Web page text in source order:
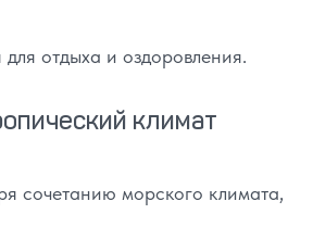
отдыха и оздоровления.
климат
сочетанию морского климата,